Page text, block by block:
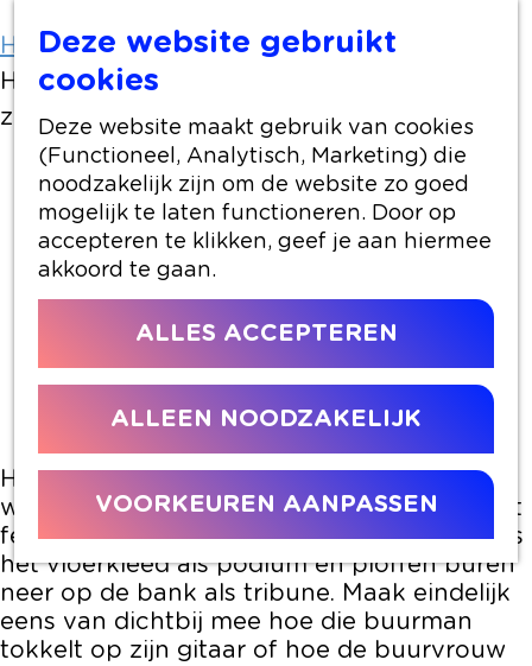
Deze website gebruikt
cookies
Deze website maakt gebruik van cookies
(Functioneel, Analytisch, Marketing) die
noodzakelijk zijn om de website zo goed
mogelijk te laten functioneren. Door op
accepteren te klikken, geef je aan hiermee
akkoord te gaan.
ALLES ACCEPTEREN
ALLEEN NOODZAKELIJK
VOORKEUREN AANPASSEN
Home
Artikelen
Huiskamerfestival Gluren bij de Buren op
zondag 2 februari: Meld je nu aan!
5 november 2024 | | |
HUISKAMERFESTIVAL
GLUREN BIJ DE BUREN OP
ZONDAG 2 FEBRUARI
Meld je nu aan!
Huiskamerfestival Gluren bij de Buren is
weer terug op zondag 2 februari! Tijdens dit
festival betreden lokale podiumkunstenaars
het vloerkleed als podium en ploffen buren
neer op de bank als tribune. Maak eindelijk
eens van dichtbij mee hoe die buurman
tokkelt op zijn gitaar of hoe de buurvrouw